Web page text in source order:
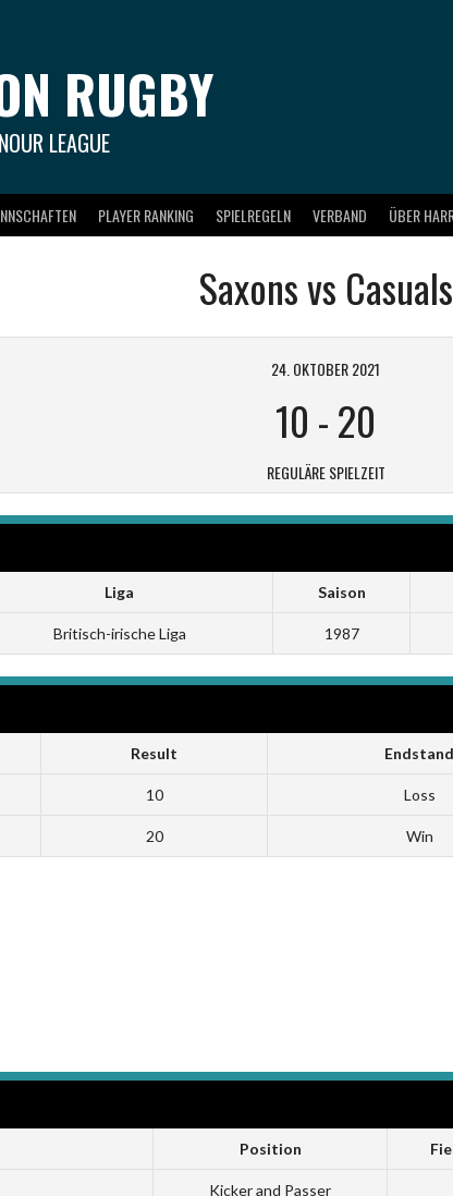
RUGBY
LEAGUE
PLAYER RANKING SPIELREGELN VERBAND ÜBER
Saxons vs Casuals
24. OKTOBER 2021
10 -20
REGULÄRE SPIELZEIT
Liga Saison
Britisch-irische Liga 1987
Result Endstand
10 Loss
20 Win
Position
Kicker and Passer